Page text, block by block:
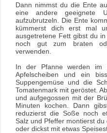
Dann nimmst du die Ente
eine andere geeignete
aufzubrutzeln. Die Ente
kümmerst dich erst mal
ausgetretene Fett gibst du
noch gut zum braten
verwenden.
In der Pfanne werden im
Apfelscheiben und ein
Suppengemüse und die
Tomatenmark mit geröstet.
und aufgegossen mit der
Minuten kochen. Dann
reduzierst die Soße noch
Salz und Pfeffer montierst
oder dickst mit etwas